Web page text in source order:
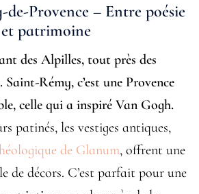
Provence – Entre poésie
et patrimoine
des Alpilles, tout près des
Saint-Rémy, c’est une Provence
celle qui a inspiré Van Gogh.
patinés, les vestiges antiques,
de Glanum, offrent une
de décors. C’est parfait pour une